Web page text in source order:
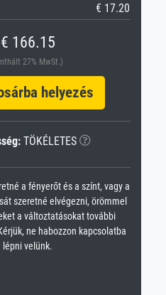
€ 17.20
€ 166.15
27% MwSt.)
helyezés
TÖKÉLETES
a fényerőt és a színt, vagy a
szeretné elvégezni, örömmel
a változtatásokat további
ne habozzon kapcsolatba
lépni velünk.